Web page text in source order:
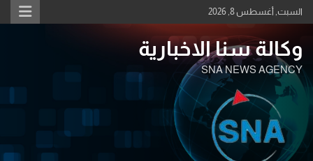
Skip
to
السبت, أغسطس 8, 2026
وكالة سنا الاخبارية
SNA NEWS AGENCY